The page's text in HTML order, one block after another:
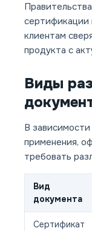
сертификации
клиентам
продукта с
Виды
В
применения,
требовать
Вид
документа
Сертификат